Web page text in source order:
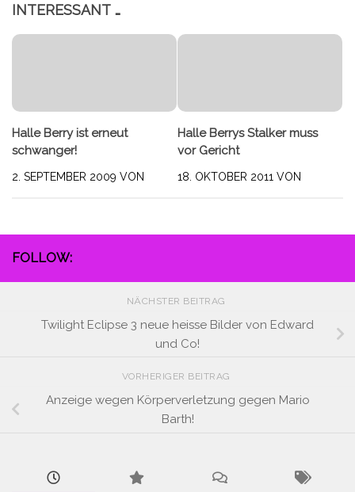
INTERESSANT …
Halle Berry ist erneut
schwanger!
2. SEPTEMBER 2009 VON
Halle Berrys Stalker muss
vor Gericht
18. OKTOBER 2011 VON
FOLLOW:
NÄCHSTER BEITRAG
Twilight Eclipse 3 neue heisse Bilder von Edward
und Co!
VORHERIGER BEITRAG
Anzeige wegen Körperverletzung gegen Mario
Barth!